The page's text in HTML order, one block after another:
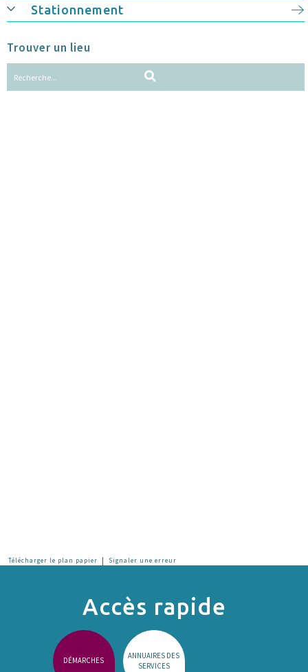
Stationnement
Trouver un lieu
Télécharger le plan papier | Signaler une erreur
Accès rapide
DÉMARCHES
ANNUAIRES DES
SERVICES